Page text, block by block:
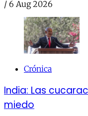
/ 6 Aug 2026
Crónica
India: Las
miedo